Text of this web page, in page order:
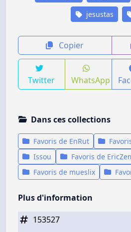
jesustas
Copier
Twitter WhatsApp
Dans ces collections
Favoris de EnRut
Issou
Favoris de
Favoris de mueslix
Plus d'information
153527